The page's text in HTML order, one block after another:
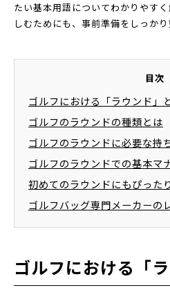
たい基本用語についてわかりやす
しむためにも、事前準備をしっかり
目次
ゴルフにおける「ラウンド」
ゴルフのラウンドの種類とは
ゴルフのラウンドに必要な持
ゴルフのラウンドでの基本マ
初めてのラウンドにもぴった
ゴルフバッグ専門メーカーの
ゴルフにおける「